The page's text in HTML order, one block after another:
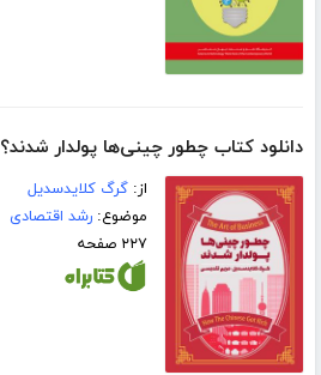
دانلود کتاب چطور چینی‌ها پولدار شدند؟
از:گرگ کلایدسدیل
موضوع:رشد اقتصادی
۲۲۷ صفحه